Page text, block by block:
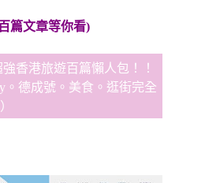
篇文章等你看)
香港旅遊百篇懶人包！！
。德成號。美食。逛街完全